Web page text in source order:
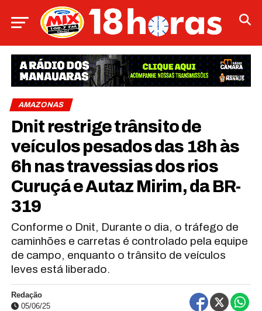
AMAZONAS
Dnit restrige trânsito de
veículos pesados das 18h às
6h nas travessias dos rios
Curuçá e Autaz Mirim, da BR-
319
Conforme o Dnit, Durante o dia, o tráfego de
caminhões e carretas é controlado pela equipe
de campo, enquanto o trânsito de veículos
leves está liberado.
Redação
05/06/25